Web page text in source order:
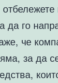
да го
че
за да